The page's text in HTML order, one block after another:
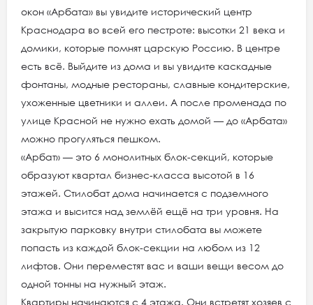
окон «Арбата» вы увидите исторический центр
Краснодара во всей его пестроте: высотки 21 века и
домики, которые помнят царскую Россию. В центре
есть всё. Выйдите из дома и вы увидите каскадные
фонтаны, модные рестораны, славные кондитерские,
ухоженные цветники и аллеи. А после променада по
улице Красной не нужно ехать домой — до «Арбата»
можно прогуляться пешком.
«Арбат» — это 6 монолитных блок-секций, которые
образуют квартал бизнес-класса высотой в 16
этажей. Стилобат дома начинается с подземного
этажа и высится над землёй ещё на три уровня. На
закрытую парковку внутри стилобата вы можете
попасть из каждой блок-секции на любом из 12
лифтов. Они переместят вас и ваши вещи весом до
одной тонны на нужный этаж.
Квартиры начинаются с 4 этажа. Они встретят хозяев с